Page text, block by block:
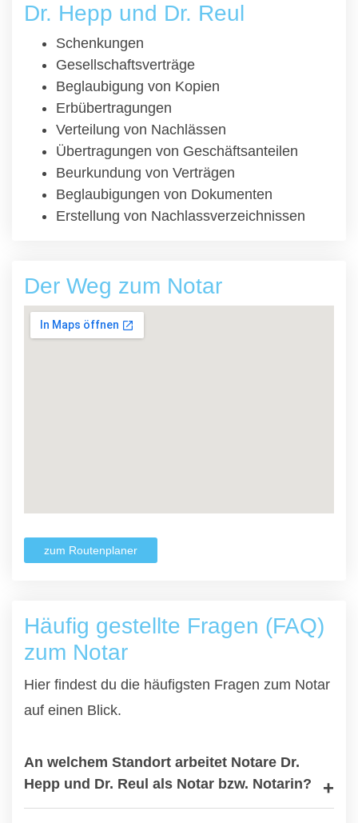
Dr. Hepp und Dr. Reul
Schenkungen
Gesellschaftsverträge
Beglaubigung von Kopien
Erbübertragungen
Verteilung von Nachlässen
Übertragungen von Geschäftsanteilen
Beurkundung von Verträgen
Beglaubigungen von Dokumenten
Erstellung von Nachlassverzeichnissen
Der Weg zum Notar
zum Routenplaner
Häufig gestellte Fragen (FAQ)
zum Notar
Hier findest du die häufigsten Fragen zum Notar
auf einen Blick.
An welchem Standort arbeitet Notare Dr.
Hepp und Dr. Reul als Notar bzw. Notarin?